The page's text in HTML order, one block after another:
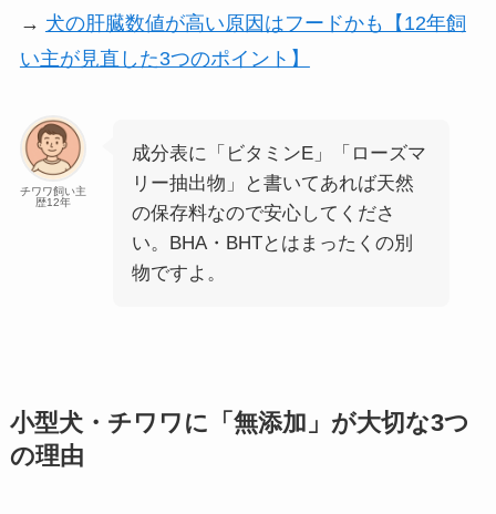
→ 犬の肝臓数値が高い原因はフードかも【12年飼
い主が見直した3つのポイント】
チワワ飼い主
歴12年
成分表に「ビタミンE」「ローズマ
リー抽出物」と書いてあれば天然
の保存料なので安心してくださ
い。BHA・BHTとはまったくの別
物ですよ。
小型犬・チワワに「無添加」が大切な3つ
の理由